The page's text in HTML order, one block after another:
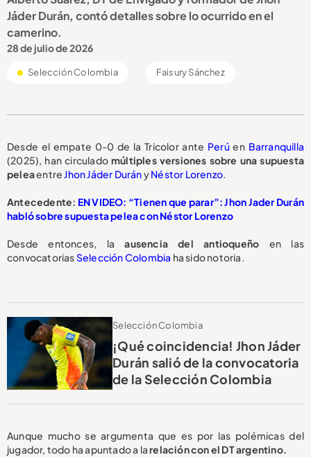
Jáder Durán, contó detalles sobre lo ocurrido en el
camerino.
28 de julio de 2026
Selección Colombia Faisury Sánchez
Desde el empate 0-0 de la Tricolor ante Perúen Barranquilla
(2025), han circulado múltiples versiones sobre una supuesta
peleaentreJhon Jáder DurányNéstor Lorenzo.
Antecedente: EN VIDEO: “Tienen que parar”: Jhon Jader Durán
habló sobre supuesta pelea con Néstor Lorenzo
Desde entonces, laausencia del antioqueño en las
convocatoriasSelección Colombia ha sido notoria.
Selección Colombia
¡Qué coincidencia! Jhon Jáder
Durán salió de la convocatoria
de la Selección Colombia
Aunque mucho se argumenta que es por las polémicas del
jugador, todo ha apuntado a larelación con el DT argentino.